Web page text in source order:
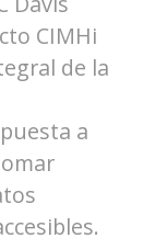
CIMHi
de la
a